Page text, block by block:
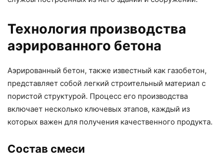
Технология производства
аэрированного бетона
Аэрированный бетон, также известный как газобетон,
представляет собой легкий строительный материал с
пористой структурой. Процесс его производства
включает несколько ключевых этапов, каждый из
которых важен для получения качественного продукта.
Состав смеси